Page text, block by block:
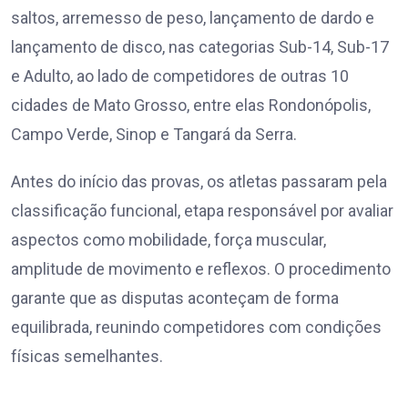
saltos, arremesso de peso, lançamento de dardo e
lançamento de disco, nas categorias Sub-14, Sub-17
e Adulto, ao lado de competidores de outras 10
cidades de Mato Grosso, entre elas Rondonópolis,
Campo Verde, Sinop e Tangará da Serra.
Antes do início das provas, os atletas passaram pela
classificação funcional, etapa responsável por avaliar
aspectos como mobilidade, força muscular,
amplitude de movimento e reflexos. O procedimento
garante que as disputas aconteçam de forma
equilibrada, reunindo competidores com condições
físicas semelhantes.